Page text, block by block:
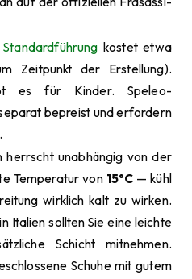
kostet etwa
Zeitpunkt der Erstellung).
es für Kinder. Speleo-
bepreist und erfordern
herrscht unabhängig von der
Temperatur von 15°C — kühl
wirklich kalt zu wirken.
Italien sollten Sie eine leichte
Schicht mitnehmen.
Schuhe mit gutem